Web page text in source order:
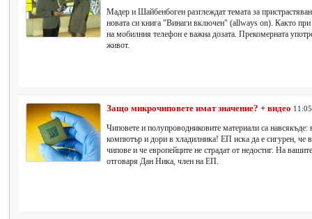
Мадер и Шайбенбоген разглеждат темата за
новата си книга "Винаги включен" (allways on). Както при
на мобилния телефон е важна дозата. Прекомерната
живот.
Защо микрочиповете имат значение? + видео
Чиповете и полупроводниковите материали са
компютър и дори в хладилника! ЕП иска да е сигурен, че
чипове и че европейците не страдат от недостиг. На
отговаря Дан Ника, член на ЕП.